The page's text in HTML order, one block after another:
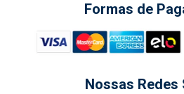
Formas de
Nossas Redes